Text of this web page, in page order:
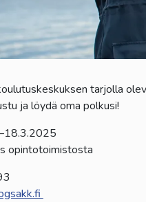
tarjolla
ja löydä oma polkusi!
opintotoimistosta